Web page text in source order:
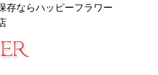
存ならハッピーフラワー